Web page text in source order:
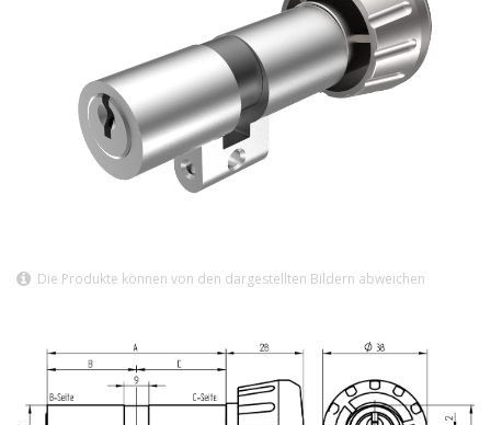
Die Produkte können von den dargestellten Bildern abweichen